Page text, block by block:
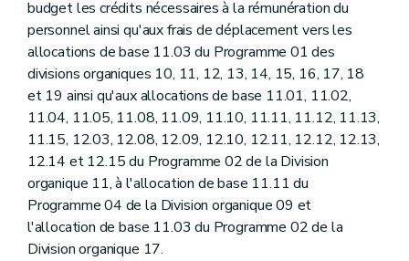
budget les crédits nécessaires à la rémunération du
personnel ainsi qu'aux frais de déplacement vers les
allocations de base 11.03 du Programme 01 des
divisions organiques 10, 11, 12, 13, 14, 15, 16, 17, 18
et 19 ainsi qu'aux allocations de base 11.01, 11.02,
11.04, 11.05, 11.08, 11.09, 11.10, 11.11, 11.12, 11.13,
11.15, 12.03, 12.08, 12.09, 12.10, 12.11, 12.12, 12.13,
12.14 et 12.15 du Programme 02 de la Division
organique 11, à l'allocation de base 11.11 du
Programme 04 de la Division organique 09 et
l'allocation de base 11.03 du Programme 02 de la
Division organique 17.